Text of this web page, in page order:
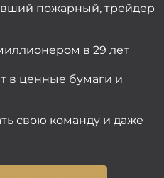
пожарный, трейдер
в 29 лет
в ценные бумаги и
свою команду и даже